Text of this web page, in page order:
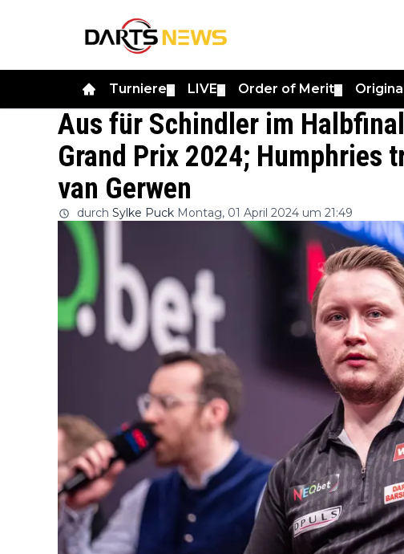
Turniere LIVE Order of Merit
Aus für Schindler im
Grand Prix 2024; Humphries
van Gerwen
durch Sylke Puck Montag, 01 April 2024 um 21:49